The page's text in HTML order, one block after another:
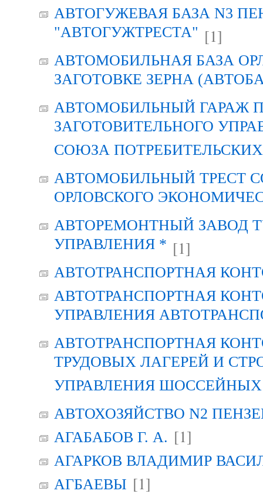
АВТОГУЖЕВАЯ БАЗА N3
"АВТОГУЖТРЕСТА" [1]
АВТОМОБИЛЬНАЯ БАЗА
ЗАГОТОВКЕ ЗЕРНА
АВТОМОБИЛЬНЫЙ ГАРАЖ
ЗАГОТОВИТЕЛЬНОГО
СОЮЗА
АВТОМОБИЛЬНЫЙ ТРЕСТ
ОРЛОВСКОГО
АВТОРЕМОНТНЫЙ ЗАВОД
УПРАВЛЕНИЯ * [1]
АВТОТРАНСПОРТНАЯ
АВТОТРАНСПОРТНАЯ
УПРАВЛЕНИЯ
АВТОТРАНСПОРТНАЯ
ТРУДОВЫХ ЛАГЕРЕЙ И
УПРАВЛЕНИЯ
АВТОХОЗЯЙСТВО N2
АГАБАБОВ Г. А. [1]
АГАРКОВ ВЛАДИМИР
АГБАЕВЫ [1]